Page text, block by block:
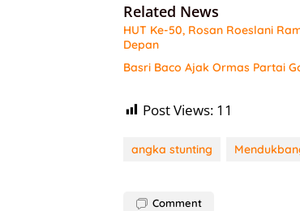
Related News
HUT Ke-50, Rosan Roeslani
Depan
Basri Baco Ajak Ormas Partai
Post Views: 11
angka stunting
Comment